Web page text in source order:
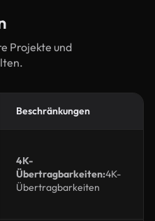
Projekte und
Beschränkungen
4K-
Übertragbarkeiten:4K-
Übertragbarkeiten